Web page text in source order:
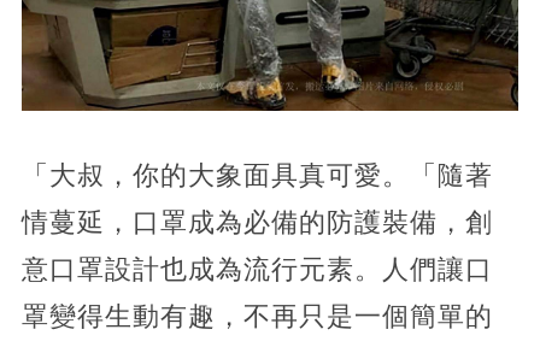
「大叔，你的大象面具真可愛。「隨著
情蔓延，口罩成為必備的防護裝備，創
意口罩設計也成為流行元素。人們讓口
罩變得生動有趣，不再只是一個簡單的